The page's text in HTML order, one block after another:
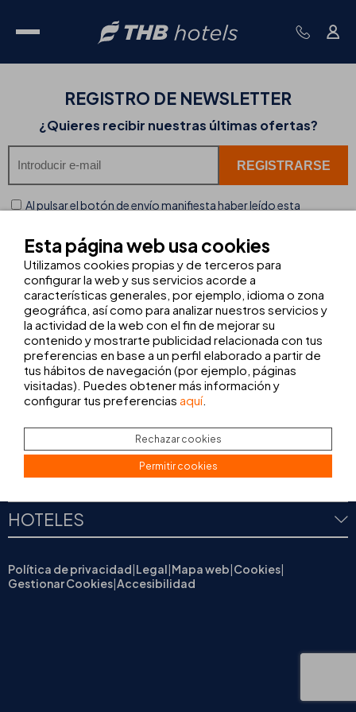
REGISTRO DE NEWSLETTER
¿Quieres recibir nuestras últimas ofertas?
Al pulsar el botón de envío manifiesta haber leído esta
TURISMO Y HOTELES DE BALEARES, S.L.gestiona, en base a su
consentimiento, una lista de difusión con fines comerciales.
No comunicaremos sus datos a terceros salvo para el cumplimiento
de obligaciones legales. Más informaciónaquí.
DESCÁRGATE LA APP
NOSOTROS
HOTELES
Política de privacidad|Legal|Mapa web|Cookies|
Gestionar Cookies|Accesibilidad
Esta página web usa cookies
Utilizamos cookies propias y de terceros para
configurar la web y sus servicios acorde a
características generales, por ejemplo, idioma o zona
geográfica, así como para analizar nuestros servicios y
la actividad de la web con el fin de mejorar su
contenido y mostrarte publicidad relacionada con tus
preferencias en base a un perfil elaborado a partir de
tus hábitos de navegación (por ejemplo, páginas
visitadas). Puedes obtener más información y
configurar tus preferencias aquí.
Rechazar cookies
Permitir cookies